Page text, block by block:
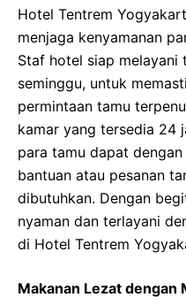
Hotel Tentrem
menjaga kenyamanan
Staf hotel siap melayani
seminggu, untuk
permintaan tamu
kamar yang tersedia 24
para tamu dapat
bantuan atau pesanan
dibutuhkan. Dengan
nyaman dan terlayani
di Hotel Tentrem
Makanan Lezat dengan